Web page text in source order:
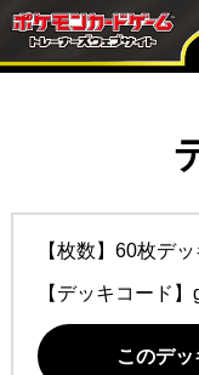
【枚数】60枚デッ
【デッキコード】
このデ